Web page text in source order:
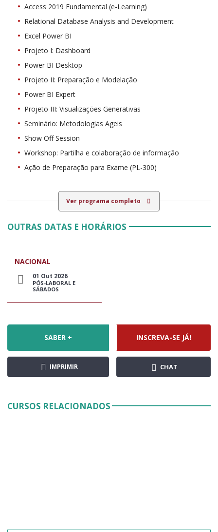
Access 2019 Fundamental (e-Learning)
Relational Database Analysis and Development
Excel Power BI
Projeto I: Dashboard
Power BI Desktop
Projeto II: Preparação e Modelação
Power BI Expert
Projeto III: Visualizações Generativas
Seminário: Metodologias Ageis
Show Off Session
Workshop: Partilha e colaboração de informação
Ação de Preparação para Exame (PL-300)
Ver programa completo
OUTRAS DATAS E HORÁRIOS
NACIONAL
01 Out 2026
PÓS-LABORAL E
SÁBADOS
SABER + INSCREVA-SE JÁ!
IMPRIMIR CHAT
CURSOS RELACIONADOS